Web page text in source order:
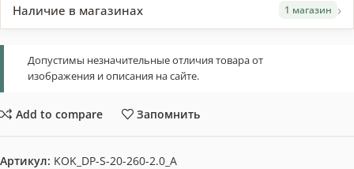
Наличие в магазинах 1 магазин ›
Допустимы незначительные отличия товара от
изображения и описания на сайте.
Add to compare Запомнить
Артикул: KOK_DP-S-20-260-2.0_A